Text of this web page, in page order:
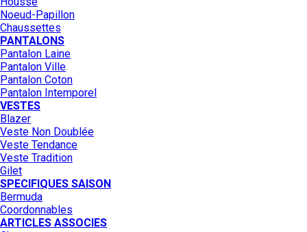
Noeud-Papillon
Chaussettes
PANTALONS
Pantalon Laine
Pantalon Ville
Pantalon Coton
Pantalon Intemporel
VESTES
Blazer
Veste Non Doublée
Veste Tendance
Veste Tradition
Gilet
SPECIFIQUES SAISON
Bermuda
Coordonnables
ARTICLES ASSOCIES